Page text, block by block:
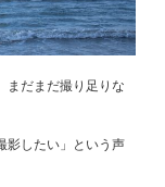
まだまだ撮り足りな
影したい」という声